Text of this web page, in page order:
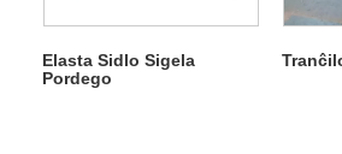
Elasta Sidlo Sigela
Pordego